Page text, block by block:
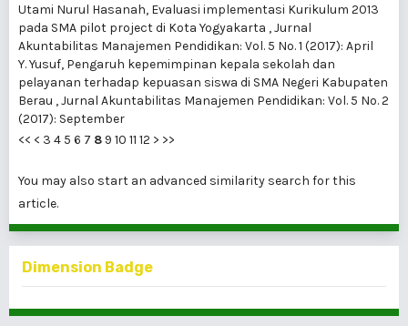
Utami Nurul Hasanah, Evaluasi implementasi Kurikulum 2013
pada SMA pilot project di Kota Yogyakarta ,Jurnal
Akuntabilitas Manajemen Pendidikan: Vol. 5 No. 1 (2017): April
Y. Yusuf, Pengaruh kepemimpinan kepala sekolah dan
pelayanan terhadap kepuasan siswa di SMA Negeri Kabupaten
Berau ,Jurnal Akuntabilitas Manajemen Pendidikan: Vol. 5 No. 2
(2017): September
<< < 3 4 5 6 7 89 10 11 12 > >>
You may also start an advanced similarity search for this
article.
Dimension Badge